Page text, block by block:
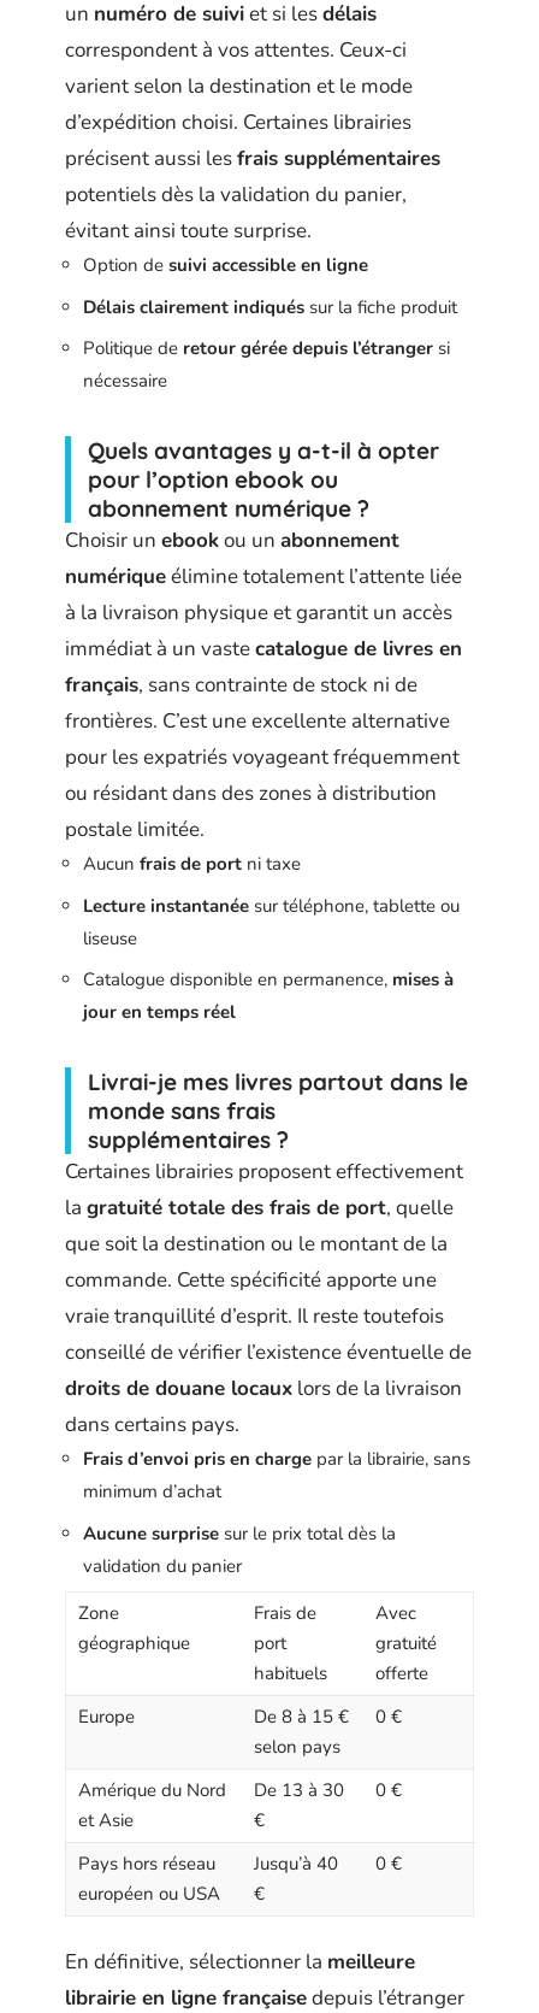
un numéro de suiviet si lesdélais
correspondent à vos attentes. Ceux-ci
varient selon la destination et le mode
d’expédition choisi. Certaines librairies
précisent aussi lesfrais supplémentaires
potentiels dès la validation du panier,
évitant ainsi toute surprise.
Option de suivi accessible en ligne
Délais clairement indiqués sur la fiche produit
Politique de retour gérée depuis l’étranger si
nécessaire
Quels avantages y a-t-il à opter
pour l’option ebook ou
abonnement numérique ?
Choisir un ebookou un abonnement
numériqueélimine totalement l’attente liée
à la livraison physique et garantit un accès
immédiat à un vastecatalogue de livres en
français, sans contrainte de stock ni de
frontières. C’est une excellente alternative
pour les expatriés voyageant fréquemment
ou résidant dans des zones à distribution
postale limitée.
Aucun frais de port ni taxe
Lecture instantanée sur téléphone, tablette ou
liseuse
Catalogue disponible en permanence, mises à
jour en temps réel
Livrai-je mes livres partout dans le
monde sans frais
supplémentaires ?
Certaines librairies proposent effectivement
la gratuité totale des frais de port, quelle
que soit la destination ou le montant de la
commande. Cette spécificité apporte une
vraie tranquillité d’esprit. Il reste toutefois
conseillé de vérifier l’existence éventuelle de
droits de douane locaux lors de la livraison
dans certains pays.
Frais d’envoi pris en charge par la librairie, sans
minimum d’achat
Aucune surprise sur le prix total dès la
validation du panier
Zone
géographique
Frais de
port
habituels
Avec
gratuité
offerte
Europe
De 8 à 15 €
selon pays
0 €
Amérique du Nord
et Asie
De 13 à 30
€
0 €
Pays hors réseau
européen ou USA
Jusqu’à 40
€
0 €
En définitive, sélectionner la meilleure
librairie en ligne françaisedepuis l’étranger